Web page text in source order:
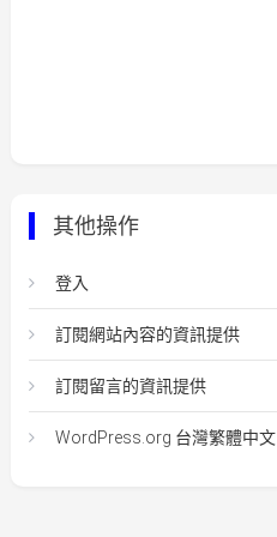
其他操作
登入
訂閱網站內容的資訊提供
訂閱留言的資訊提供
WordPress.org 台灣繁體中文